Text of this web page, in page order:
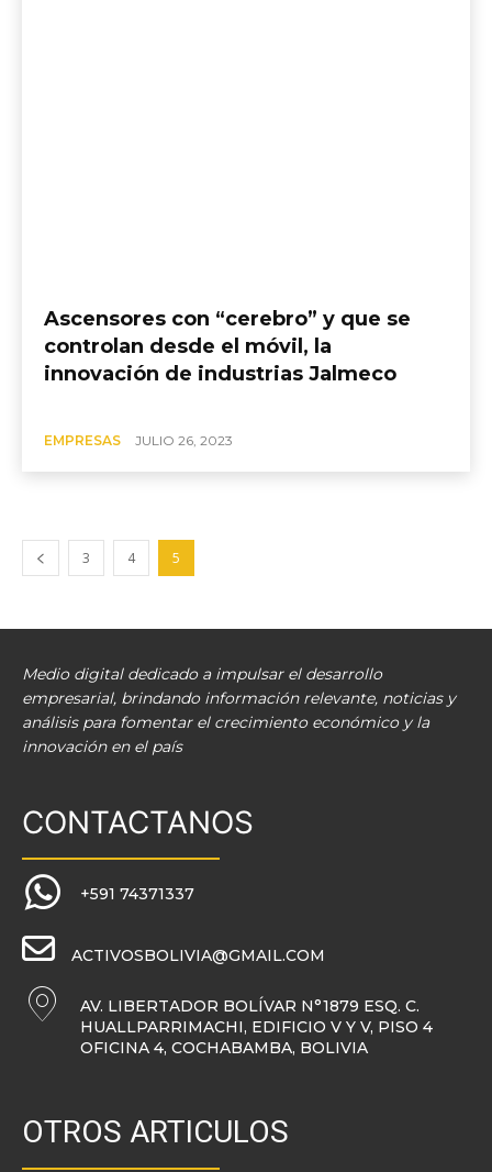
Ascensores con “cerebro” y que se
controlan desde el móvil, la
innovación de industrias Jalmeco
EMPRESAS JULIO 26, 2023
3 4 5
Medio digital dedicado a impulsar el desarrollo
empresarial, brindando información relevante, noticias y
análisis para fomentar el crecimiento económico y la
innovación en el país
CONTACTANOS
+591 74371337
ACTIVOSBOLIVIA@GMAIL.COM
AV. LIBERTADOR BOLÍVAR N°1879 ESQ. C.
HUALLPARRIMACHI, EDIFICIO V Y V, PISO 4
OFICINA 4, COCHABAMBA, BOLIVIA
OTROS ARTICULOS